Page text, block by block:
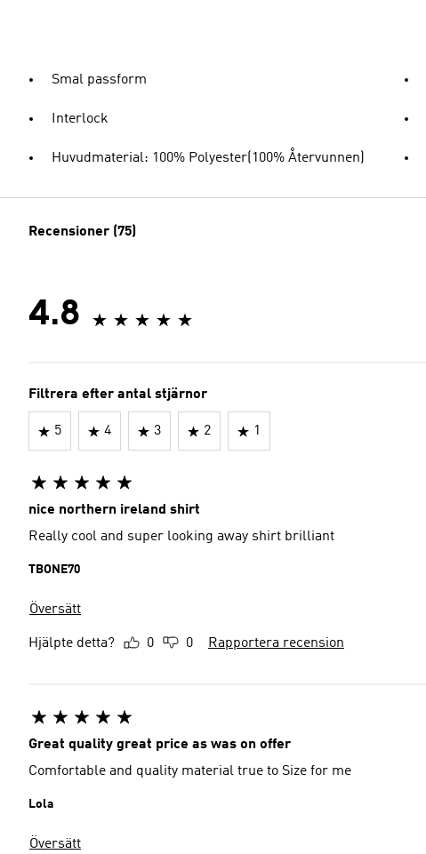
Smal passform
Interlock
Huvudmaterial: 100% Polyester(100% Återvunnen)
Recensioner (75)
4.8
Filtrera efter antal stjärnor
5 4 3 2 1
nice northern ireland shirt
Really cool and super looking away shirt brilliant
TBONE70
Översätt
Hjälpte detta? 0 0 Rapportera recension
Great quality great price as was on offer
Comfortable and quality material true to Size for me
Lola
Översätt